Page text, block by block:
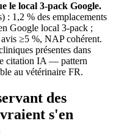
le local 3-pack Google.
1,2 % des emplacements
Google local 3-pack ;
≥5 %, NAP cohérent.
présentes dans
citation IA — pattern
au vétérinaire FR.
des
s'en